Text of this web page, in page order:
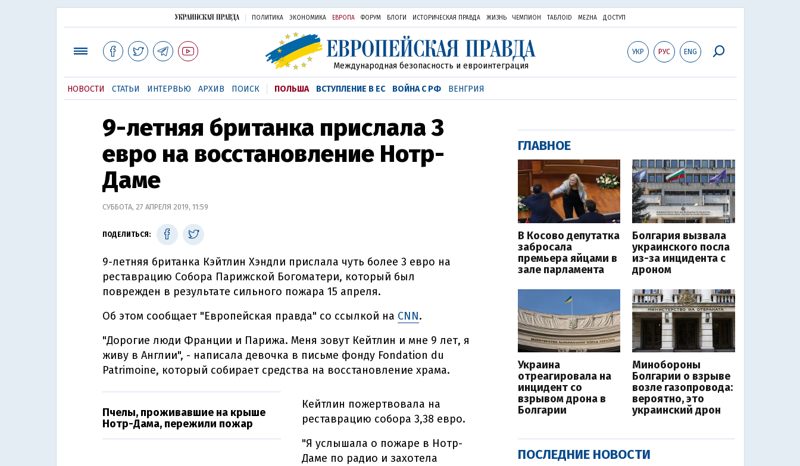
ПОЛИТИКА ЭКОНОМИКА ЕВРОПА ФОРУМ БЛОГИ ИСТОРИЧЕСКАЯ ПРАВДА ЖИЗНЬ ЧЕМПИОН ТАБЛОID MEZHA ДОСТУП
УКР РУС ENG
Международная безопасность и евроинтеграция
НОВОСТИ СТАТЬИ ИНТЕРВЬЮ АРХИВ ПОИСК ПОЛЬША ВСТУПЛЕНИЕ В ЕС ВОЙНА С РФ ВЕНГРИЯ
9-летняя британка прислала 3
евро на восстановление Нотр-
Даме
СУББОТА, 27 АПРЕЛЯ 2019, 11:59
ПОДЕЛИТЬСЯ:
9-летняя британка Кэйтлин Хэндли прислала чуть более 3 евро на
реставрацию Собора Парижской Богоматери, который был
поврежден в результате сильного пожара 15 апреля.
Об этом сообщает "Европейская правда" со ссылкой на CNN.
"Дорогие люди Франции и Парижа. Меня зовут Кейтлин и мне 9 лет, я
живу в Англии", - написала девочка в письме фонду Fondation du
Patrimoine, который собирает средства на восстановление храма.
Пчелы, проживавшие на крыше
Нотр-Дама, пережили пожар
Кейтлин пожертвовала на
реставрацию собора 3,38 евро.
"Я услышала о пожаре в Нотр-
Даме по радио и захотела
ГЛАВНОЕ
В Косово депутатка
забросала
премьера яйцами в
зале парламента
Болгария вызвала
украинского посла
из-за инцидента с
дроном
Украина
отреагировала на
инцидент со
взрывом дрона в
Болгарии
Минобороны
Болгарии о взрыве
возле газопровода:
вероятно, это
украинский дрон
ПОСЛЕДНИЕ НОВОСТИ